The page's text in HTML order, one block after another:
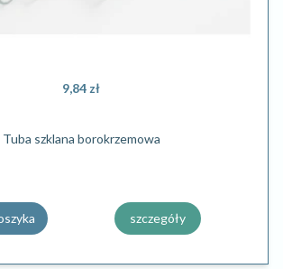
9,84 zł
Tuba szklana borokrzemowa
szczegóły